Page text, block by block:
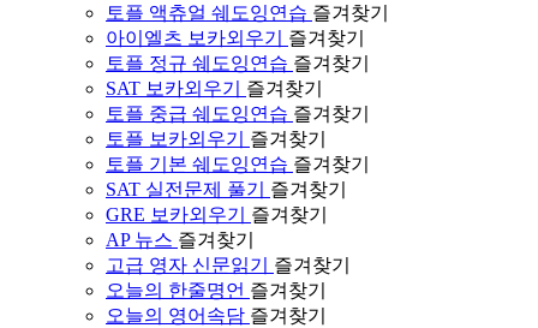
토플 액츄얼 쉐도잉연습 즐겨찾기
아이엘츠 보카외우기
즐겨찾기
토플 정규 쉐도잉연습 즐겨찾기
SAT 보카외우기
즐겨찾기
토플 중급 쉐도잉연습 즐겨찾기
토플 보카외우기
즐겨찾기
토플 기본 쉐도잉연습 즐겨찾기
SAT 실전문제 풀기
즐겨찾기
GRE 보카외우기
즐겨찾기
AP 뉴스 즐겨찾기
고급 영자 신문읽기
즐겨찾기
오늘의 한줄명언 즐겨찾기
오늘의 영어속담 즐겨찾기